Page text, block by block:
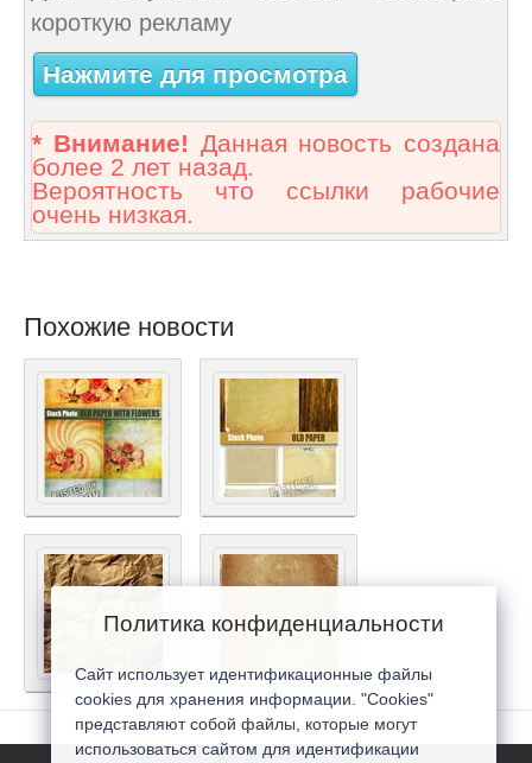
короткую рекламу
Нажмите для просмотра
* Внимание! Данная новость создана
более 2 лет назад.
Вероятность что ссылки рабочие
очень низкая.
Похожие новости
Политика конфиденциальности
Сайт использует идентификационные файлы
cookies для хранения информации. "Cookies"
представляют собой файлы, которые могут
использоваться сайтом для идентификации